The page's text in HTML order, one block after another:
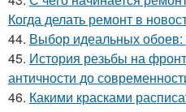
Когда делать ремонт в
44. Выбор идеальных
45. История резьбы на
античности до
46. Какими красками